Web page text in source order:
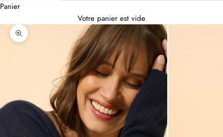
Panier
Votre panier est vide
Zoomer sur l'image